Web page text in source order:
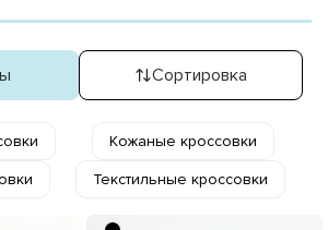
Сортировка
Кожаные кроссовки
Текстильные кроссовки